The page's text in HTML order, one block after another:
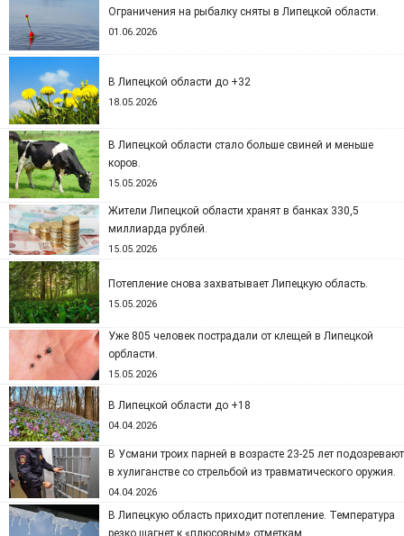
Ограничения на рыбалку сняты в Липецкой области.
01.06.2026
В Липецкой области до +32
18.05.2026
В Липецкой области стало больше свиней и меньше
коров.
15.05.2026
Жители Липецкой области хранят в банках 330,5
миллиарда рублей.
15.05.2026
Потепление снова захватывает Липецкую область.
15.05.2026
Уже 805 человек пострадали от клещей в Липецкой
орбласти.
15.05.2026
В Липецкой области до +18
04.04.2026
В Усмани троих парней в возрасте 23-25 лет подозревают
в хулиганстве со стрельбой из травматического оружия.
04.04.2026
В Липецкую область приходит потепление. Температура
резко шагнет к «плюсовым» отметкам.